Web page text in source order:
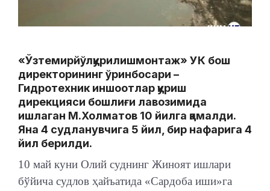
«Ўзтемирйўлқурилишмонтаж» УК бош
директорининг ўринбосари –
Гидротехник иншоотлар қуриш
дирекцияси бошлиғи лавозимида
ишлаган М.Холматов 10 йилга қамалди.
Яна 4 судланувчига 5 йил, бир нафарига 4
йил берилди.
10 май куни Олий суднинг Жиноят ишлари
бўйича судлов ҳайъатида «Сардоба иши»га